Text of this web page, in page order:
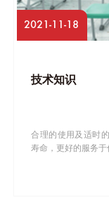
2021-11-18
技术知识
合理的使用及适时
寿命，更好的服务于